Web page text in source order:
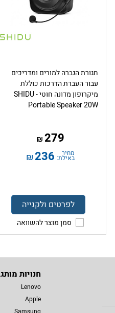
חגורת הגברה למורים ומדריכים
עבור העברת הדרכות כוללת
מיקרופון מדונה חוטי - SHIDU
Portable Speaker 20W
279
₪
מחיר
באילת: 236
₪
לפרטים ולקנייה
סמן מוצר להשוואה
חנויות מותג
Lenovo
Apple